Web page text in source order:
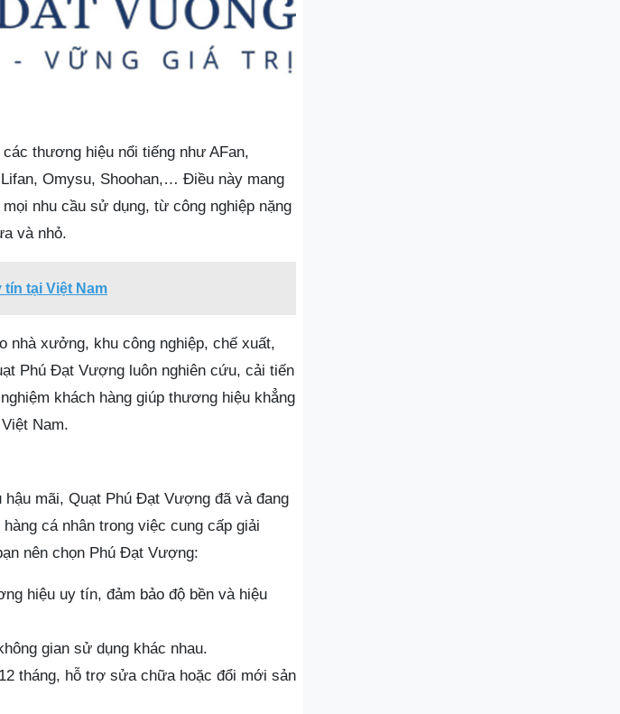
thương hiệu nổi tiếng như AFan,
Omysu, Shoohan,… Điều này mang
nhu cầu sử dụng, từ công nghiệp nặng
và nhỏ.
tại Việt Nam
nhà xưởng, khu công nghiệp, chế xuất,
Phú Đạt Vượng luôn nghiên cứu, cải tiến
khách hàng giúp thương hiệu khẳng
Nam.
mãi, Quạt Phú Đạt Vượng đã và đang
cá nhân trong việc cung cấp giải
nên chọn Phú Đạt Vượng:
hiệu uy tín, đảm bảo độ bền và hiệu
gian sử dụng khác nhau.
tháng, hỗ trợ sửa chữa hoặc đổi mới sản